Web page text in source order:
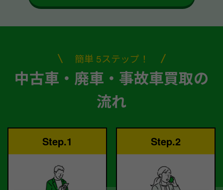
簡単 5ステップ！
中古車・廃車・事故車買取の
流れ
Step.1 Step.2